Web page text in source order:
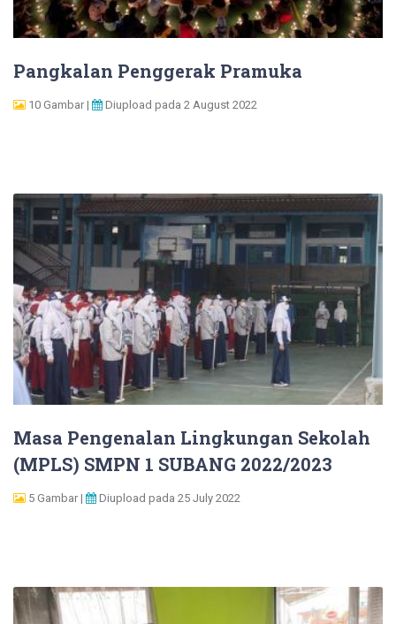
Pangkalan Penggerak Pramuka
10 Gambar | Diupload pada 2 August 2022
Masa Pengenalan Lingkungan Sekolah
(MPLS) SMPN 1 SUBANG 2022/2023
5 Gambar | Diupload pada 25 July 2022